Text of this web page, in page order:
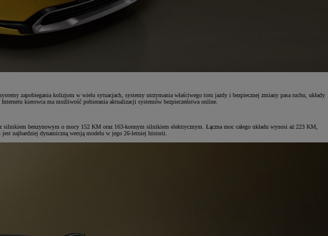
zapobiegania kolizjom w wielu sytuacjach, systemy utrzymania właściwego toru jazdy i bezpiecznej zmiany pasa ruchu, układy
kierowca ma możliwość pobierania aktualizacji systemów bezpieczeństwa online.
benzynowym o mocy 152 KM oraz 163-konnym silnikiem elektrycznym. Łączna moc całego układu wynosi aż 223 KM,
najbardziej dynamiczną wersją modelu w jego 26-letniej historii.